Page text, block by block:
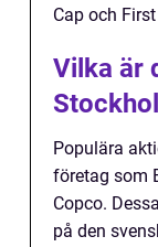
Cap och
Vilka är
Populära
företag som
Copco.
på den